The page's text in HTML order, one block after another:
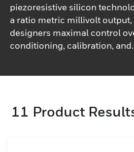
piezoresistive silicon
a ratio metric millivolt
designers maximal control
conditioning, calibration, and
a few millibars) up to tens of
11 Product